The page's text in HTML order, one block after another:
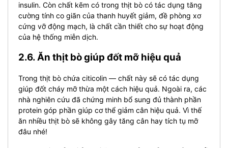
insulin. Còn chất kẽm có trong thịt bò có tác dụng tăng
cường tính co giãn của thanh huyết giảm, đề phòng xơ
cứng vỡ động mạch, là chất cần thiết cho sự hoạt động
của hệ thống miễn dịch.
2.6. Ăn thịt bò giúp đốt mỡ hiệu quả
Trong thịt bò chứa citicolin — chất này sẽ có tác dụng
giúp đốt cháy mỡ thừa một cách hiệu quả. Ngoài ra, các
nhà nghiên cứu đã chứng minh bổ sung đủ thành phần
protein góp phần giúp cơ thể giảm cân hiệu quả. Vì thế
ăn nhiều thịt bò sẽ không gây tăng cân hay tích tụ mỡ
đâu nhé!